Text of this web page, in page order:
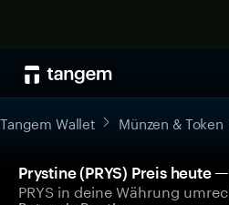
Tangem Wallet Münzen & Token
Prystine (PRYS) Preis heute
PRYS in deine Währung